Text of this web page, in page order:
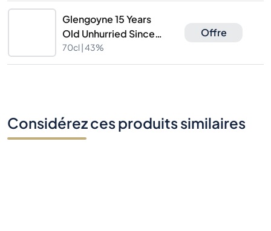
Glengoyne 15 Years
Old Unhurried Since
1833
70cl |43%
Offre
Considérez ces produits similaires